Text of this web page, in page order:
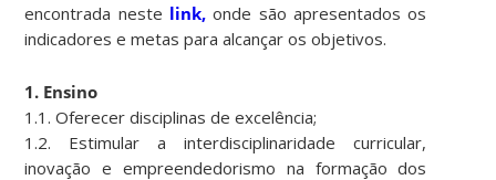
encontrada neste link, onde são apresentados os
indicadores e metas para alcançar os objetivos.
1. Ensino
1.1. Oferecer disciplinas de excelência;
1.2. Estimular a interdisciplinaridade curricular,
inovação e empreendedorismo na formação dos